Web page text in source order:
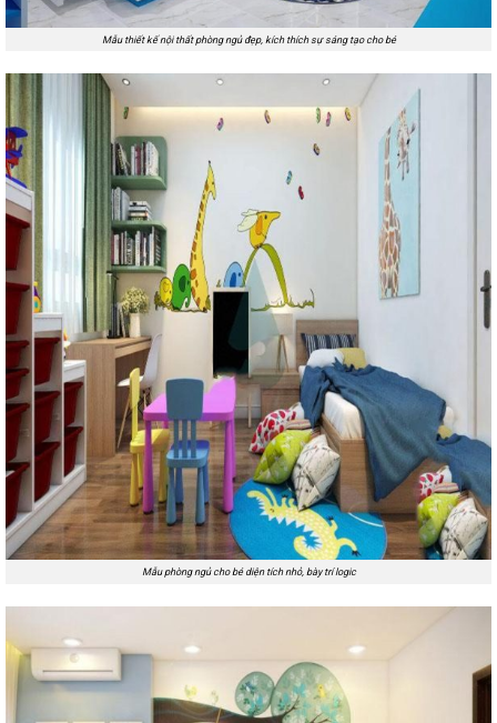
Mẫu thiết kế nội thất phòng ngủ đẹp, kích thích sự sáng tạo cho bé
Mẫu phòng ngủ cho bé diện tích nhỏ, bày trí logic